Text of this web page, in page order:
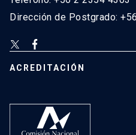
Dirección de Postgrado:
ACREDITACIÓN